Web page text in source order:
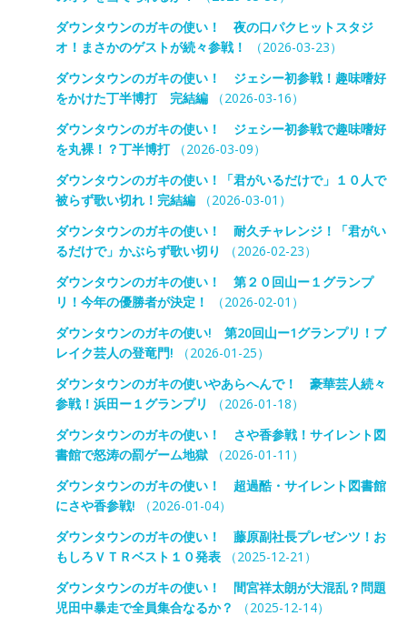
ダウンタウンのガキの使い！ 夜の口パクヒットスタジ
オ！まさかのゲストが続々参戦！
（2026-03-23）
ダウンタウンのガキの使い！ ジェシー初参戦！趣味嗜好
をかけた丁半博打 完結編（2026-03-16）
ダウンタウンのガキの使い！ ジェシー初参戦で趣味嗜好
を丸裸！？丁半博打（2026-03-09）
ダウンタウンのガキの使い！「君がいるだけで」１０人で
被らず歌い切れ！完結編（2026-03-01）
ダウンタウンのガキの使い！ 耐久チャレンジ！「君がい
るだけで」かぶらず歌い切り
（2026-02-23）
ダウンタウンのガキの使い！ 第２０回山ー１グランプ
リ！今年の優勝者が決定！
（2026-02-01）
ダウンタウンのガキの使い! 第20回山ー1グランプリ！ブ
レイク芸人の登竜門! （2026-01-25）
ダウンタウンのガキの使いやあらへんで！ 豪華芸人続々
参戦！浜田ー１グランプリ
（2026-01-18）
ダウンタウンのガキの使い！ さや香参戦！サイレント図
書館で怒涛の罰ゲーム地獄（2026-01-11）
ダウンタウンのガキの使い！ 超過酷・サイレント図書館
にさや香参戦! （2026-01-04）
ダウンタウンのガキの使い！ 藤原副社長プレゼンツ！お
もしろＶＴＲベスト１０発表（2025-12-21）
ダウンタウンのガキの使い！ 間宮祥太朗が大混乱？問題
児田中暴走で全員集合なるか？
（2025-12-14）